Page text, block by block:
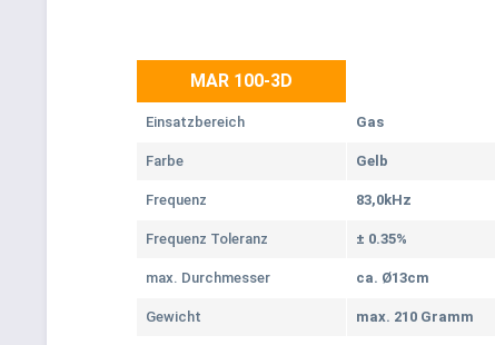
MAR 100-3D
Einsatzbereich Gas
Farbe Gelb
Frequenz 83,0kHz
Frequenz Toleranz ± 0.35%
max. Durchmesser ca. Ø13cm
Gewicht max. 210 Gramm